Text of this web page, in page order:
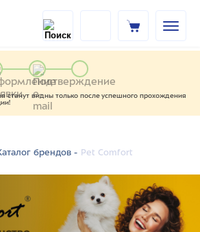
станут видны только после успешного прохождения
брендов - Pet Comfort